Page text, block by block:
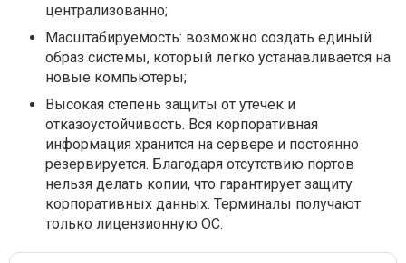
централизованно;
Масштабируемость: возможно создать единый
образ системы, который легко устанавливается на
новые компьютеры;
Высокая степень защиты от утечек и
отказоустойчивость. Вся корпоративная
информация хранится на сервере и постоянно
резервируется. Благодаря отсутствию портов
нельзя делать копии, что гарантирует защиту
корпоративных данных. Терминалы получают
только лицензионную ОС.